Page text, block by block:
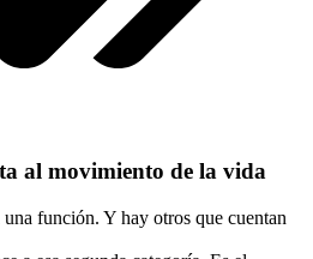
al movimiento de la vida
función. Y hay otros que cuentan